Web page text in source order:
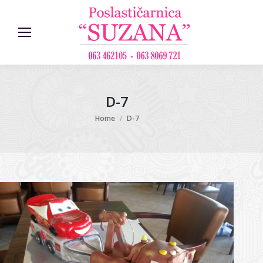
D-7
You are here:
Home D-7